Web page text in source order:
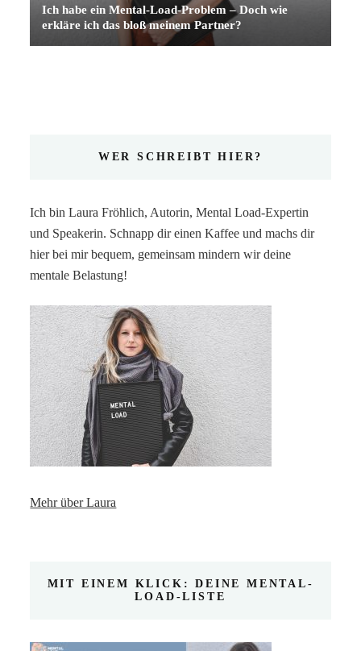
Ich habe ein Mental-Load-Problem – Doch wie
erkläre ich das bloß meinem Partner?
WER SCHREIBT HIER?
Ich bin Laura Fröhlich, Autorin, Mental Load-Expertin
und Speakerin. Schnapp dir einen Kaffee und machs dir
hier bei mir bequem, gemeinsam mindern wir deine
mentale Belastung!
Mehr über Laura
MIT EINEM KLICK: DEINE MENTAL-
LOAD-LISTE